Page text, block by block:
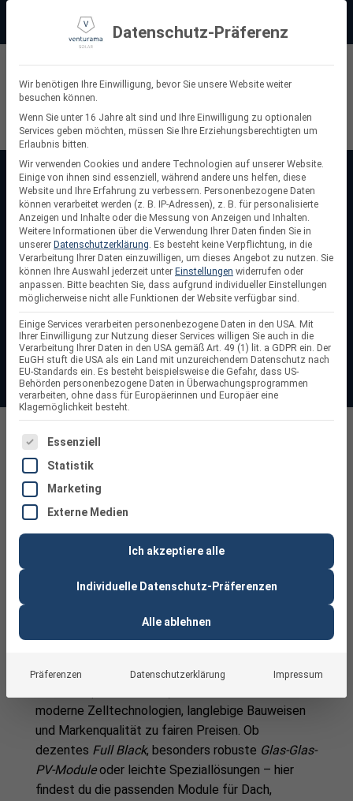
springen
+49 (0) 64 64 37 19 5 - 0
Suchen
nach:
Startseite/PV-Module
PV-Module
Du willst Nachhaltigkeit, starke Erträge und volle Kontrolle
über deine Energiekosten? Mit modernenPV-Modulen– z.
B. N-Type oder Glas-Glas in Full-Black – holst du mehr kWh
vom Dach und wirst unabhängiger vom Stromanbieter. Fair
bepreist, schnell verfügbar und perfekt auf dein Projekt
abgestimmt.
dein Zuhause
bestmöglich nutzen? Mit unseren
moderne Zelltechnologien, langlebige Bauweisen
und Markenqualität zu fairen Preisen. Ob
dezentes Full Black, besonders robuste Glas-Glas-
PV-Moduleoder leichte Speziallösungen – hier
findest du die passenden Module für Dach,
Datenschutz-Präferenz
Wir benötigen Ihre Einwilligung, bevor Sie unsere Website weiter
besuchen können.
Wenn Sie unter 16 Jahre alt sind und Ihre Einwilligung zu optionalen
Services geben möchten, müssen Sie Ihre Erziehungsberechtigten um
Erlaubnis bitten.
Wir verwenden Cookies und andere Technologien auf unserer Website.
Einige von ihnen sind essenziell, während andere uns helfen, diese
Website und Ihre Erfahrung zu verbessern. Personenbezogene Daten
können verarbeitet werden (z. B. IP-Adressen), z. B. für personalisierte
Anzeigen und Inhalte oder die Messung von Anzeigen und Inhalten.
Weitere Informationen über die Verwendung Ihrer Daten finden Sie in
unserer Datenschutzerklärung. Es besteht keine Verpflichtung, in die
Verarbeitung Ihrer Daten einzuwilligen, um dieses Angebot zu nutzen. Sie
können Ihre Auswahl jederzeit unter Einstellungen widerrufen oder
anpassen. Bitte beachten Sie, dass aufgrund individueller Einstellungen
möglicherweise nicht alle Funktionen der Website verfügbar sind.
Einige Services verarbeiten personenbezogene Daten in den USA. Mit
Ihrer Einwilligung zur Nutzung dieser Services willigen Sie auch in die
Verarbeitung Ihrer Daten in den USA gemäß Art. 49 (1) lit. a GDPR ein. Der
EuGH stuft die USA als ein Land mit unzureichendem Datenschutz nach
EU-Standards ein. Es besteht beispielsweise die Gefahr, dass US-
Behörden personenbezogene Daten in Überwachungsprogrammen
verarbeiten, ohne dass für Europäerinnen und Europäer eine
Klagemöglichkeit besteht.
ES FOLGT EINE LISTE DER SERVICE-GRUPPEN, FÜR
Essenziell
Statistik
Marketing
Externe Medien
Ich akzeptiere alle
Individuelle Datenschutz-Präferenzen
Alle ablehnen
Präferenzen Datenschutzerklärung Impressum